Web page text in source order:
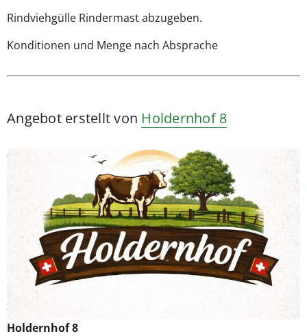
Rindviehgülle Rindermast abzugeben.
Konditionen und Menge nach Absprache
Angebot erstellt von Holdernhof 8
Holdernhof 8